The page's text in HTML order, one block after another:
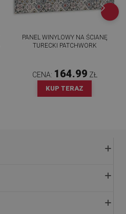
PANEL WINYLOWY NA ŚCIANĘ
TURECKI PATCHWORK
CENA: 164.99 ZŁ
KUP TERAZ